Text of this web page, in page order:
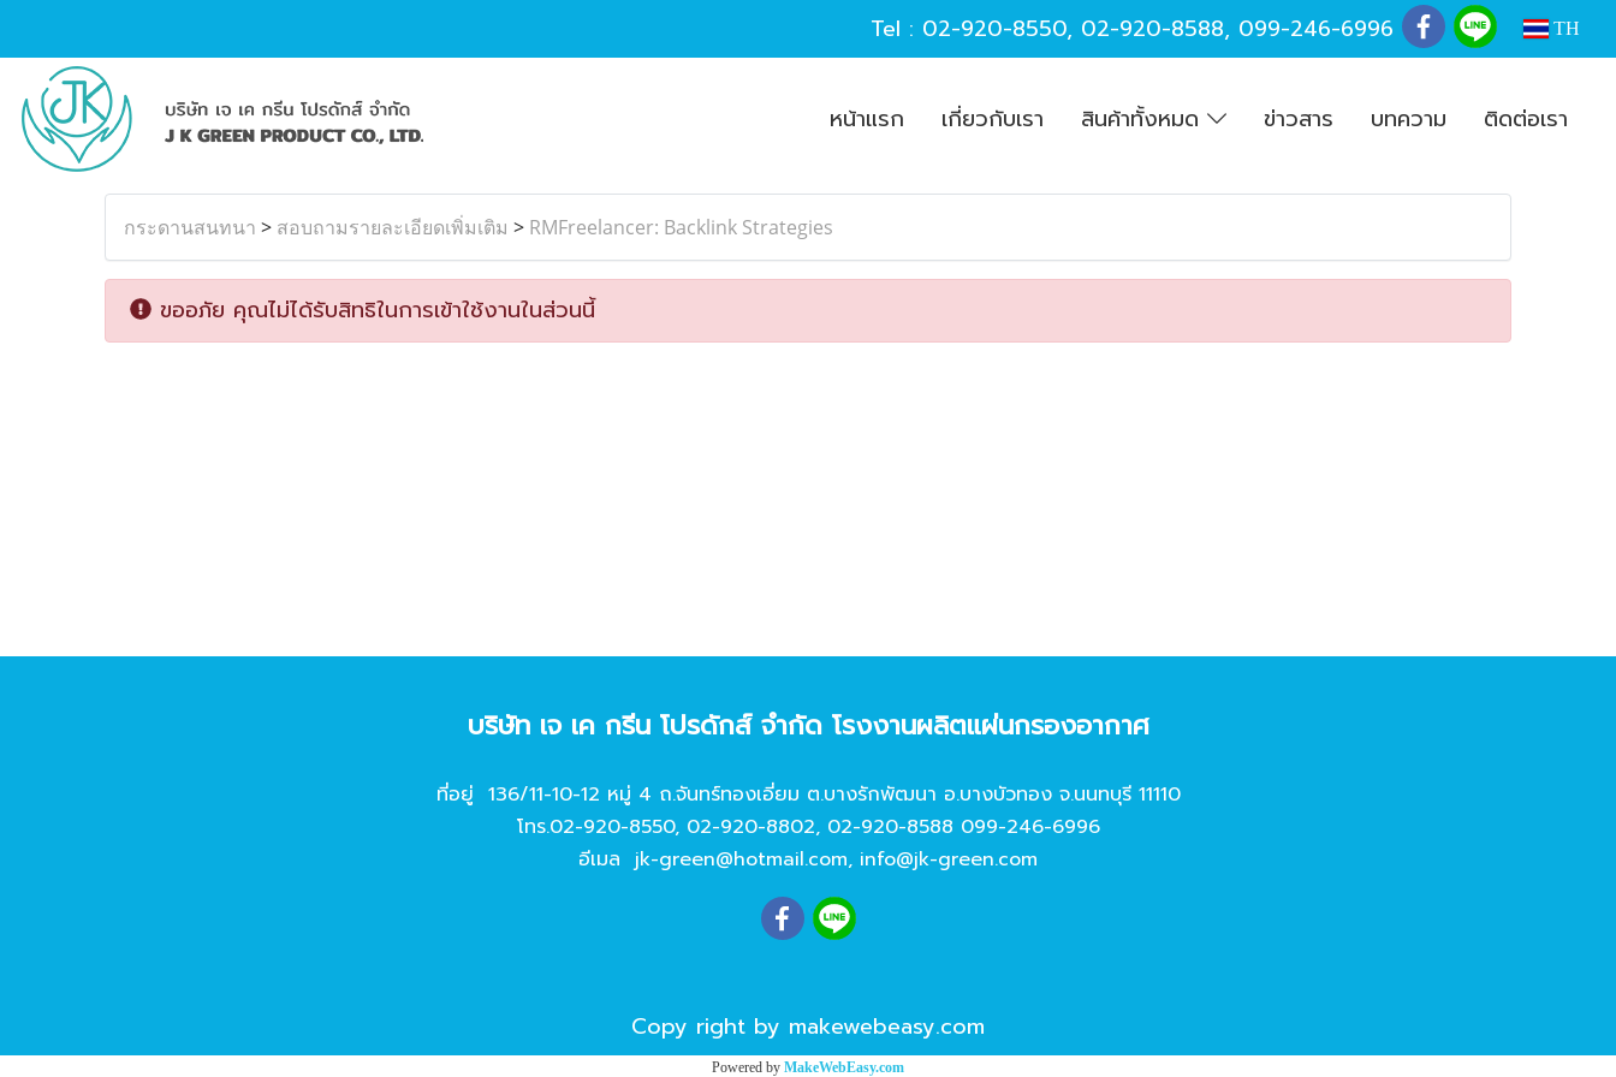
Tel : 02-920-8550, 02-920-8588, 099-246-6996 TH
หน้าแรก เกี่ยวกับเรา สินค้าทั้งหมด ข่าวสาร บทความ ติดต่อเรา
กระดานสนทนา > สอบถามรายละเอียดเพิ่มเติม > RMFreelancer: Backlink Strategies
ขออภัย คุณไม่ได้รับสิทธิในการเข้าใช้งานในส่วนนี้
บริษัท เจ เค กรีน โปรดักส์ จํากัด โรงงานผลิตแผ่นกรองอากาศ
ที่อยู่ 136/11-10-12 หมู่ 4 ถ.จันทร์ทองเอี่ยม ต.บางรักพัฒนา อ.บางบัวทอง จ.นนทบุรี 11110
โทร.02-920-8550, 02-920-8802, 02-920-8588 099-246-6996
อีเมล jk-green@hotmail.com, info@jk-green.com
Copy right by makewebeasy.com
Powered by MakeWebEasy.com